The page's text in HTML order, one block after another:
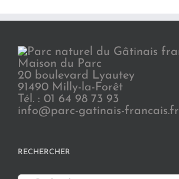
Maison du Parc
20 boulevard Lyautey
91490 Milly-la-Forêt
Tél. : 01 64 98 73 93
info@parc-gatinais-francais.fr
RECHERCHER